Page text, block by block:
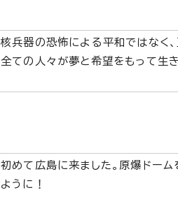
核兵器の恐怖による平和ではなく
全ての人々が夢と希望をもって生
初めて広島に来ました。原爆ドー
ように！